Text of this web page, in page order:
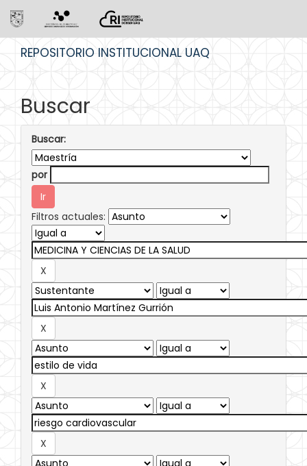
REPOSITORIO INSTITUCIONAL UAQ
Buscar
Buscar:
por
Filtros actuales: